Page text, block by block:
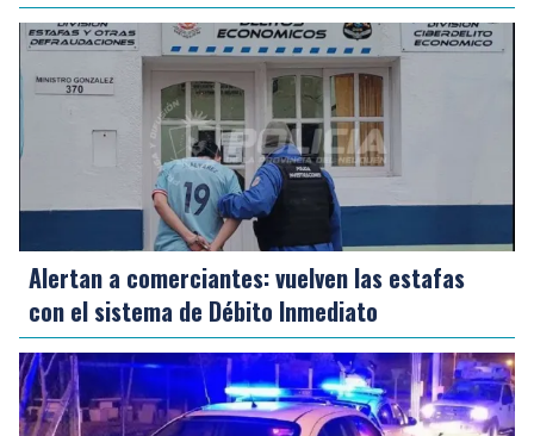
Alertan a comerciantes: vuelven las estafas
con el sistema de Débito Inmediato